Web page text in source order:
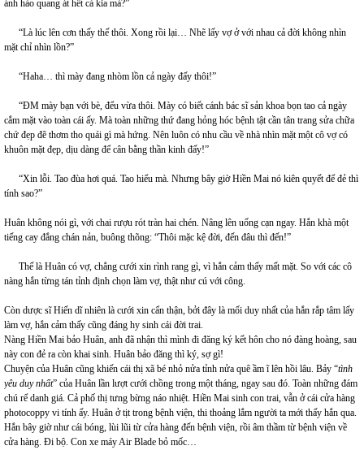
ánh hào quang át hết cả kia mà?”
“Là lúc lên cơn thấy thế thôi. Xong rồi lại… Nhẽ lấy vợ ở với nhau cả đời không nhìn
mặt chỉ nhìn lồn?”
“Haha… thì mày đang nhòm lồn cả ngày đấy thôi!”
“ĐM mày bạn với bè, đểu vừa thôi. Mày có biết cánh bác sĩ sản khoa bọn tao cả ngày
cắm mặt vào toàn cái ấy. Mà toàn những thứ đang hỏng hóc bệnh tật cần tân trang sửa chữa
chứ đẹp đẽ thơm tho quái gì mà hứng. Nên luôn có nhu cầu về nhà nhìn mặt một cô vợ có
khuôn mặt đẹp, dịu dàng để cân bằng thần kinh đấy!”
“Xin lỗi. Tao đùa hơi quá. Tao hiểu mà. Nhưng bây giờ Hiền Mai nó kiên quyết để đẻ thì
tính sao?”
Huân không nói gì, với chai rượu rót tràn hai chén. Nâng lên uống cạn ngay. Hắn khà một
tiếng cay đắng chán nản, buông thõng: “Thôi mặc kệ đời, đến đâu thì đến!”
Thế là Huân có vợ, chẳng cưới xin rình rang gì, vì hắn cảm thấy mất mặt. So với các cô
nàng hắn từng tán tỉnh định chọn làm vợ, thật như cú với công.
Còn dược sĩ Hiến dĩ nhiên là cưới xin cẩn thận, bởi đây là mối duy nhất của hắn rắp tâm lấy
làm vợ, hắn cảm thấy cũng đáng hy sinh cái đời trai.
Nàng Hiền Mai bảo Huân, anh đã nhận thì mình đi đăng ký kết hôn cho nó đàng hoàng, sau
này con đẻ ra còn khai sinh. Huân bảo đăng thì ký, sợ gì!
Chuyện của Huân cũng khiến cái thị xã bé nhỏ nửa tỉnh nửa quê ầm ĩ lên hồi lâu. Bảy “tình
yêu duy nhất” của Huân lần lượt cưới chồng trong một tháng, ngay sau đó. Toàn những đám
chú rể danh giá. Cả phố thị tưng bừng náo nhiệt. Hiền Mai sinh con trai, vẫn ở cái cửa hàng
photocoppy vi tính ấy. Huân ở tịt trong bệnh viện, thi thoảng lắm người ta mới thấy hắn qua.
Hắn bây giờ như cái bóng, lùi lũi từ cửa hàng đến bệnh viện, rồi âm thầm từ bệnh viện về
cửa hàng. Đi bộ. Con xe máy Air Blade bỏ mốc…